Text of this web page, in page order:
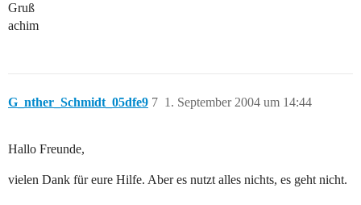
Gruß
achim
G_nther_Schmidt_05dfe9 1. September 2004 um 14:44
7
Hallo Freunde,
vielen Dank für eure Hilfe. Aber es nutzt alles nichts, es geht nicht.